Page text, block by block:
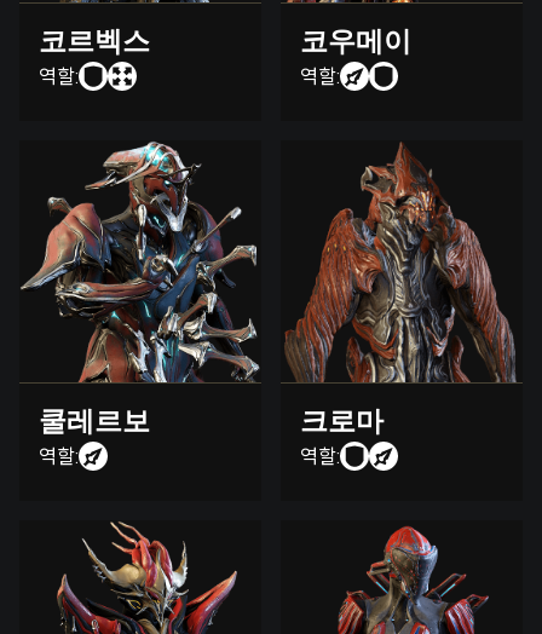
코르벡스
역할:
코우메이
역할:
쿨레르보
역할:
크로마
역할: